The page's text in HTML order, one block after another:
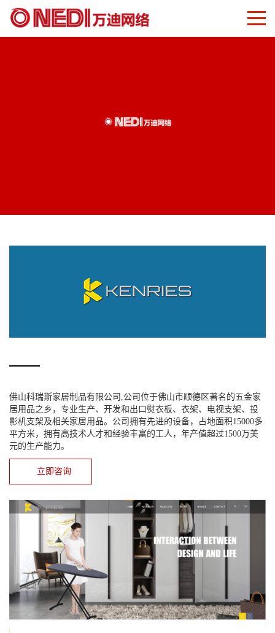
佛山科瑞斯家居制品有限公司,公司位于佛山市顺德区著名的五金家
居用品之乡，专业生产、开发和出口熨衣板、衣架、电视支架、投
影机支架及相关家居用品。公司拥有先进的设备，占地面积15000多
平方米，拥有高技术人才和经验丰富的工人，年产值超过1500万美
元的生产能力。
立即咨询